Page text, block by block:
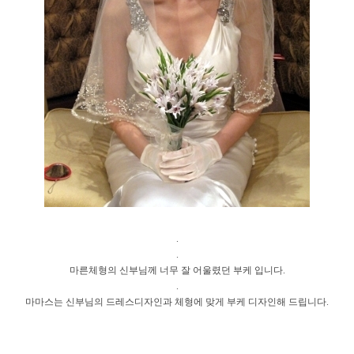
.
.
마른체형의 신부님께 너무 잘 어울렸던 부케 입니다.
.
마마스는 신부님의 드레스디자인과 체형에 맞게 부케 디자인해 드립니다.